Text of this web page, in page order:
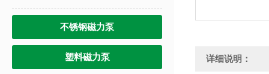
不锈钢磁力泵
塑料磁力泵 详细说明：